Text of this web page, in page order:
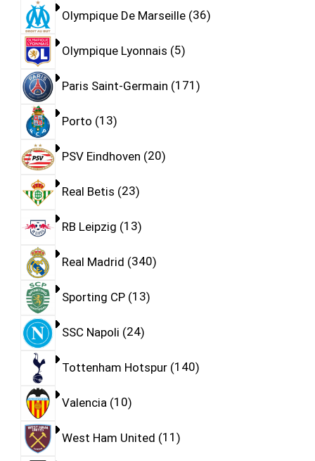
Olympique De Marseille 36
Olympique Lyonnais 5
Paris Saint-Germain 171
Porto 13
PSV Eindhoven 20
Real Betis 23
RB Leipzig 13
Real Madrid 340
Sporting CP 13
SSC Napoli 24
Tottenham Hotspur 140
Valencia 10
West Ham United 11